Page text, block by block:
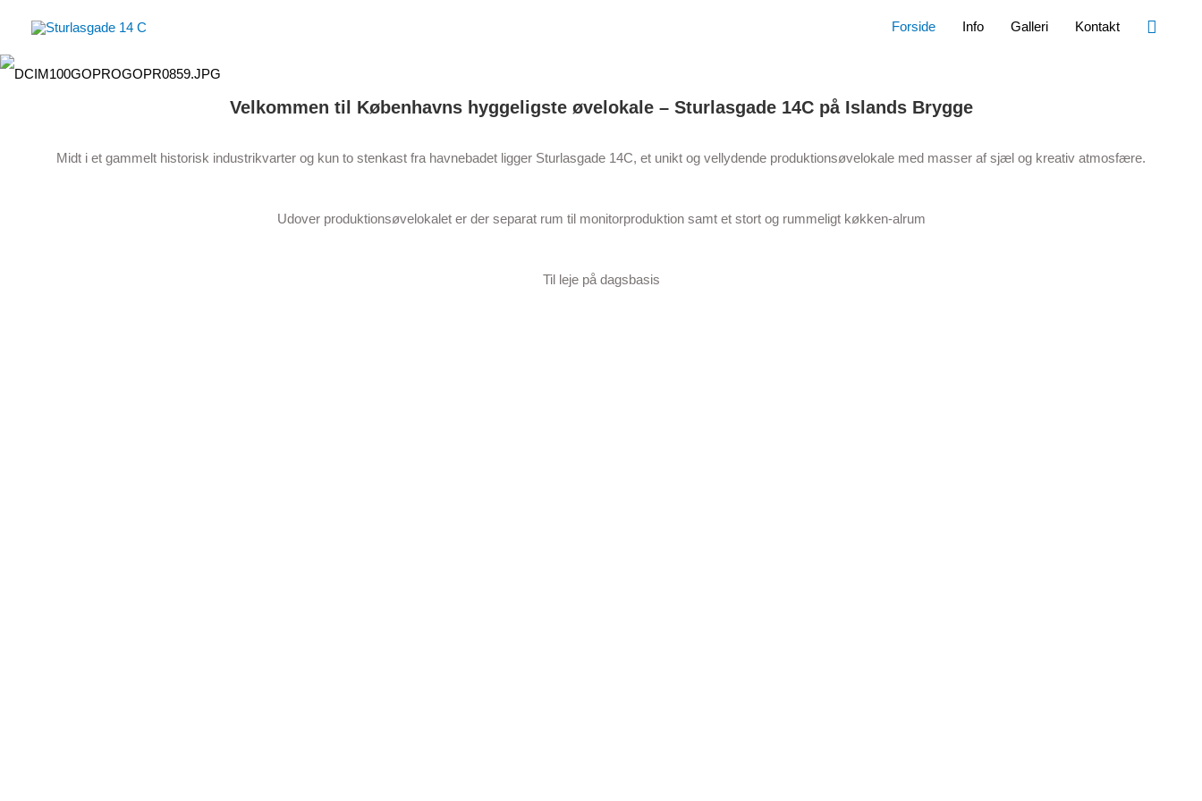
to
Forside Info Galleri Kontakt Search
Velkommen til Københavns hyggeligste øvelokale – Sturlasgade 14C på Islands Brygge
Midt i et gammelt historisk industrikvarter og kun to stenkast fra havnebadet ligger Sturlasgade 14C, et unikt og vellydende produktionsøvelokale med masser af sjæl og kreativ atmosfære.
Udover produktionsøvelokalet er der separat rum til monitorproduktion samt et stort og rummeligt køkken-alrum
Til leje på dagsbasis